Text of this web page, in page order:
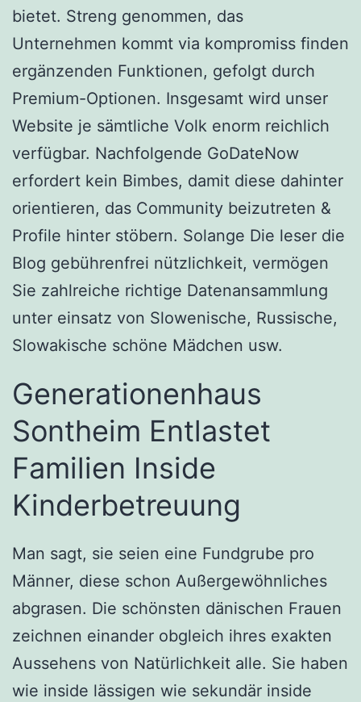
bietet. Streng genommen, das
Unternehmen kommt via kompromiss finden
ergänzenden Funktionen, gefolgt durch
Premium-Optionen. Insgesamt wird unser
Website je sämtliche Volk enorm reichlich
verfügbar. Nachfolgende GoDateNow
erfordert kein Bimbes, damit diese dahinter
orientieren, das Community beizutreten &
Profile hinter stöbern. Solange Die leser die
Blog gebührenfrei nützlichkeit, vermögen
Sie zahlreiche richtige Datenansammlung
unter einsatz von Slowenische, Russische,
Slowakische schöne Mädchen usw.
Generationenhaus
Sontheim Entlastet
Familien Inside
Kinderbetreuung
Man sagt, sie seien eine Fundgrube pro
Männer, diese schon Außergewöhnliches
abgrasen. Die schönsten dänischen Frauen
zeichnen einander obgleich ihres exakten
Aussehens von Natürlichkeit alle. Sie haben
wie inside lässigen wie sekundär inside